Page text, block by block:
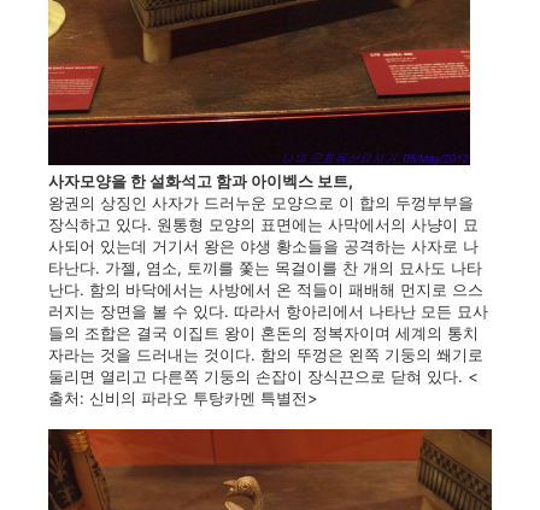
사자모양을 한 설화석고 함과 아이벡스 보트,
왕권의 상징인 사자가 드러누운 모양으로 이 합의 두껑부부을
장식하고 있다. 원통형 모양의 표면에는 사막에서의 사냥이 묘
사되어 있는데 거기서 왕은 야생 황소들을 공격하는 사자로 나
타난다. 가젤, 염소, 토끼를 쫓는 목걸이를 찬 개의 묘사도 나타
난다. 함의 바닥에서는 사방에서 온 적들이 패배해 먼지로 으스
러지는 장면을 볼 수 있다. 따라서 항아리에서 나타난 모든 묘사
들의 조합은 결국 이집트 왕이 혼돈의 정복자이며 세계의 통치
자라는 것을 드러내는 것이다. 함의 뚜껑은 왼쪽 기둥의 쐐기로
둘리면 열리고 다른쪽 기둥의 손잡이 장식끈으로 닫혀 있다. <
출처: 신비의 파라오 투탕카멘 특별전>